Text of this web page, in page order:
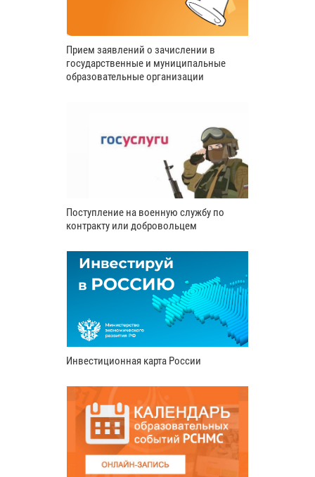
Прием заявлений о зачислении в
государственные и муниципальные
образовательные организации
Поступление на военную службу по
контракту или добровольцем
Инвестиционная карта России